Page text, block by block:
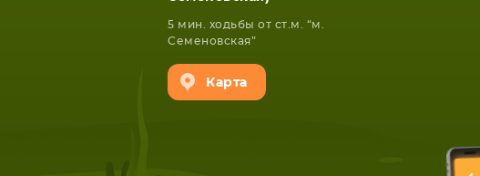
5 мин. ходьбы от ст.м. “м.
Семеновская”
Карта